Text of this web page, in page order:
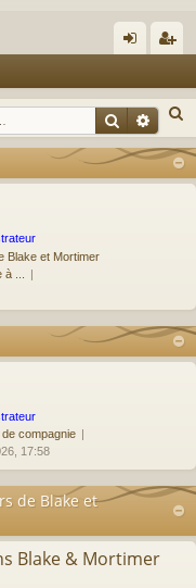
ne
xi
nr
eg
ist
e
h
r
Blake et Mortimer
...
de compagnie
17:58
de Blake et
Blake & Mortimer